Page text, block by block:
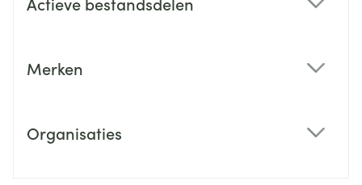
Merken
Organisaties